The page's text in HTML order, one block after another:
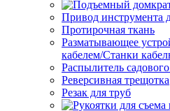
Привод инструмента
Протирочная ткань
Разматывающее
кабелем/Станки
Распылитель
Реверсивная трещотка
Резак для труб